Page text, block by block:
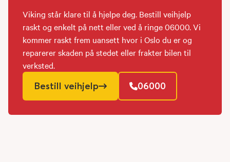
Viking står klare til å hjelpe deg. Bestill veihjelp
raskt og enkelt på nett eller ved å ringe 06000. Vi
kommer raskt frem uansett hvor i Oslo du er og
reparerer skaden på stedet eller frakter bilen til
verksted.
Bestill veihjelp 06000